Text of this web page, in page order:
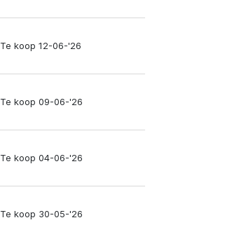
Te koop 12-06-'26
Te koop 09-06-'26
Te koop 04-06-'26
Te koop 30-05-'26